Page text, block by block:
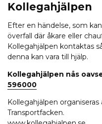
Kollegahjälpen
Efter en händelse, som
överfall där åkare eller
Kollegahjälpen kontaktas
denna kan vara till hjälp.
Kollegahjälpen nås
596000
Kollegahjälpen
Transportfacken.